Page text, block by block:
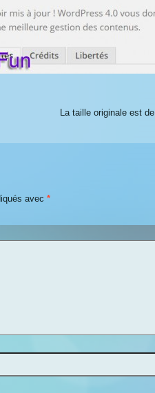
La taille originale est de
avec *